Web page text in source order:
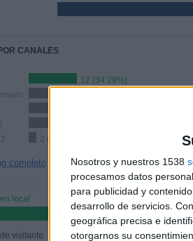
Nosotros y nuestros 1538
procesamos datos
para publicidad y
desarrollo de servicios.
geográfica precisa e
otorgarnos su
CANALES
12 (34.29%)
2 (5.71%)
completo
local
visitante